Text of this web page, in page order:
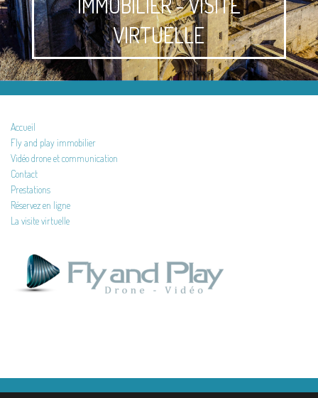
VIRTUELLE
Accueil
Fly and play immobilier
Vidéo drone et communication
Contact
Prestations
Réservez en ligne
La visite virtuelle